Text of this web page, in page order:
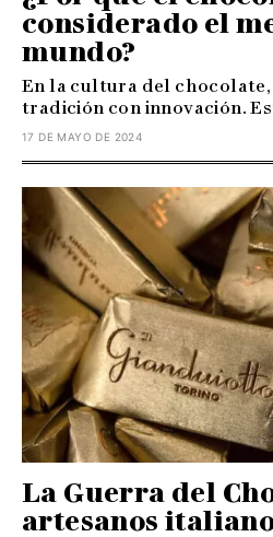
considerado el
mundo?
En la cultura del chocolate,
tradición con innovación.
17 DE MAYO DE 2024
La Guerra del
artesanos